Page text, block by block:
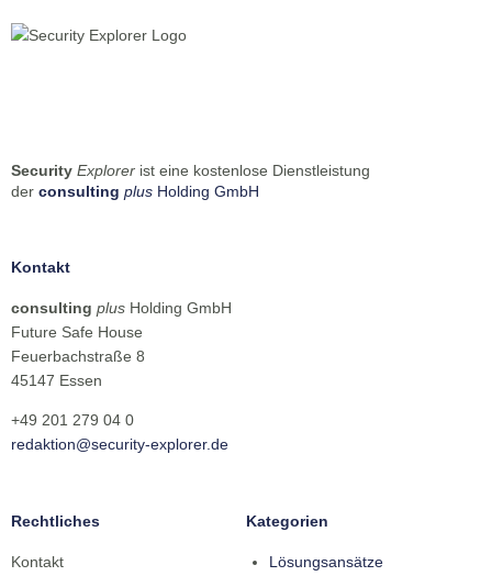
Security Explorer ist eine kostenlose Dienstleistung
der consulting plus Holding GmbH
Kontakt
consulting plus Holding GmbH
Future Safe House
Feuerbachstraße 8
45147 Essen
+49 201 279 04 0
redaktion@security-explorer.de
Rechtliches
Kontakt
Kategorien
Lösungsansätze